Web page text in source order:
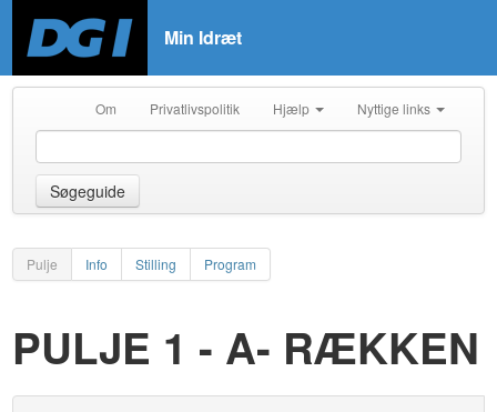
Min Idræt
Om Privatlivspolitik Hjælp Nyttige links
Søgeguide
Pulje Info Stilling Program
PULJE 1 - A- RÆKKEN